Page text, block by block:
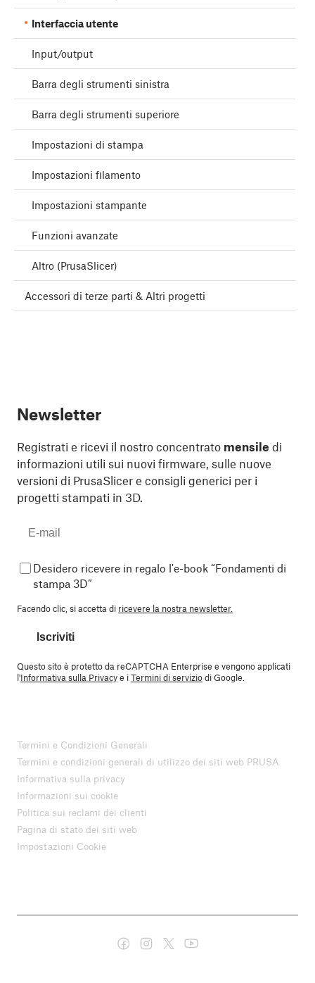
Interfaccia utente
Input/output
Barra degli strumenti sinistra
Barra degli strumenti superiore
Impostazioni di stampa
Impostazioni filamento
Impostazioni stampante
Funzioni avanzate
Altro (PrusaSlicer)
Accessori di terze parti & Altri progetti
Newsletter
Registrati e ricevi il nostro concentrato mensile di
informazioni utili sui nuovi firmware, sulle nuove
versioni di PrusaSlicer e consigli generici per i
progetti stampati in 3D.
Desidero ricevere in regalo l'e-book “Fondamenti di
stampa 3D”
Facendo clic, si accetta di ricevere la nostra newsletter.
Iscriviti
Questo sito è protetto da reCAPTCHA Enterprise e vengono applicati
l'Informativa sulla Privacye iTermini di serviziodi Google.
Termini e Condizioni Generali
Termini e condizioni generali di utilizzo dei siti web PRUSA
Informativa sulla privacy
Informazioni sui cookie
Politica sui reclami dei clienti
Pagina di stato dei siti web
Impostazioni Cookie